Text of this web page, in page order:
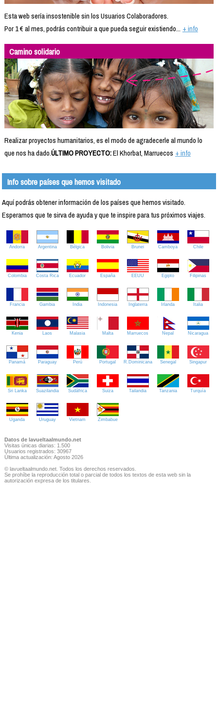
Esta web sería insostenible sin los Usuarios Colaboradores.
Por 1 € al mes, podrás contribuir a que pueda seguir existiendo... + info
Camino solidario
Realizar proyectos humanitarios, es el modo de agradecerle al mundo lo
que nos ha dado.ÚLTIMO PROYECTO:El Khorbat, Marruecos + info
Info sobre países que hemos visitado
Aquí podrás obtener información de los países que hemos visitado.
Esperamos que te sirva de ayuda y que te inspire para tus próximos viajes.
Andorra Argentina Bélgica Bolivia Brunei Camboya Chile
Colombia Costa Rica Ecuador España EEUU Egipto Filipinas
Francia Gambia India Indonesia Inglaterra Irlanda Italia
Kenia Laos Malasia Malta Marruecos Nepal Nicaragua
Panamá Paraguay Perú Portugal R.Dominicana Senegal Singapur
Sri Lanka Suazilandia Sudáfrica Suiza Tailandia Tanzania Turquía
Uganda Uruguay Vietnam Zimbabue
Datos de lavueltaalmundo.net
Visitas únicas diarias: 1.500
Usuarios registrados: 30967
Última actualización: Agosto 2026
© lavueltaalmundo.net. Todos los derechos reservados.
Se prohíbe la reproducción total o parcial de todos los textos de esta web sin la
autorización expresa de los titulares.